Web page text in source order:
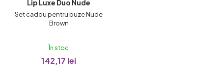
Lip Luxe Duo Nude
În stoc
142,17 lei
Set cadou pentru buze Nude
Brown